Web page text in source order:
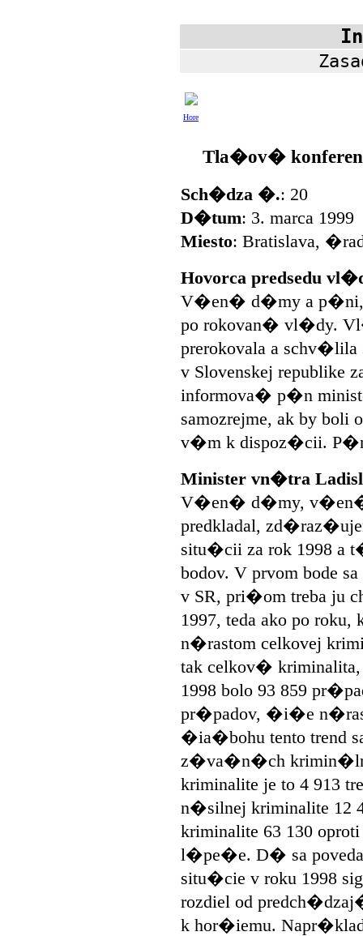
Hore
Tla�ov�
Sch�dza �.: 20
D�tum: 3. marca 1999
Miesto: Bratislava,
Hovorca predsedu
V�en� d�my a p�ni,
po rokovan� vl�dy.
prerokovala a
v Slovenskej republike
informova� p�n
samozrejme, ak by
v�m k dispoz�cii.
Minister vn�tra
V�en� d�my,
predkladal,
situ�cii za rok 1998 a
bodov. V prvom bode
v SR, pri�om treba ju
1997, teda ako po
n�rastom celkovej
tak celkov�
1998 bolo 93 859
pr�padov, �i�e
�ia�bohu tento trend
z�va�n�ch
kriminalite je to 4 913
n�silnej kriminalite 12
kriminalite 63 130
l�pe�e. D� sa
situ�cie v roku 1998
rozdiel od
k hor�iemu.